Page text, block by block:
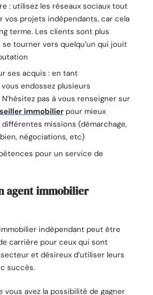
: utilisez les réseaux sociaux tout
vos projets indépendants, car cela
terme. Les clients sont plus
tourner vers quelqu’un qui jouit
ses acquis : en tant
endossez plusieurs
pas à vous renseigner sur
immobilier pour mieux
missions (démarchage,
négociations, etc)
pour un service de
agent immobilier
indépendant peut être
carrière pour ceux qui sont
et désireux d’utiliser leurs
succès.
vous avez la possibilité de gagner